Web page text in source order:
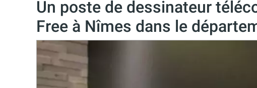
Un poste de dessinateur
Free à Nîmes dans le